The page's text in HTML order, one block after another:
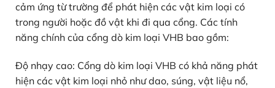
cảm ứng từ trường để phát hiện các vật kim loại có
trong người hoặc đồ vật khi đi qua cổng. Các tính
năng chính của cổng dò kim loại VHB bao gồm:
Độ nhạy cao: Cổng dò kim loại VHB có khả năng phát
hiện các vật kim loại nhỏ như dao, súng, vật liệu nổ,